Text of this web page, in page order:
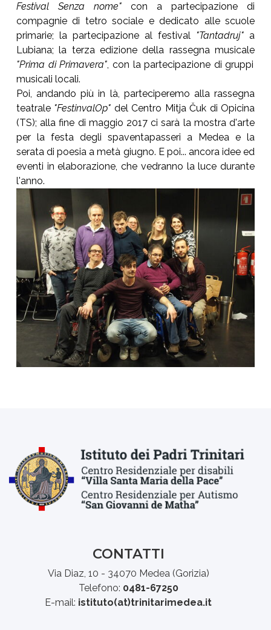
Show larger version
Festival Senza nome" con a partecipazione di
compagnie di tetro sociale e dedicato alle scuole
primarie; la partecipazione al festival "Tantadruj" a
Lubiana; la terza edizione della rassegna musicale
"Prima di Primavera" , con la partecipazione di gruppi
musicali locali.
Poi, andando più in là, parteciperemo alla rassegna
teatrale "FestinvalOp" del Centro Mitja Čuk di Opicina
(TS); alla fine di maggio 2017 ci sarà la mostra d'arte
per la festa degli spaventapasseri a Medea e la
serata di poesia a metà giugno. E poi... ancora idee ed
eventi in elaborazione, che vedranno la luce durante
l'anno.
CONTATTI
Via Diaz, 10 - 34070 Medea (Gorizia)
Telefono: 0481-67250
E-mail: istituto(at)trinitarimedea.it